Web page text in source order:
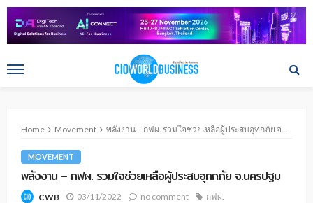
Home Movement พลังงาน – กฟผ. รวมใจช่วยเหลือผู้ประสบอุทกภัย จ.นครปฐม
MOVEMENT
พลังงาน – กฟผ. รวมใจช่วยเหลือผู้ประสบอุทกภัย จ.นครปฐม
CWB 03/11/2022 no comment กฟผ.